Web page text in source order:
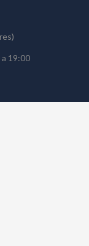
19:00